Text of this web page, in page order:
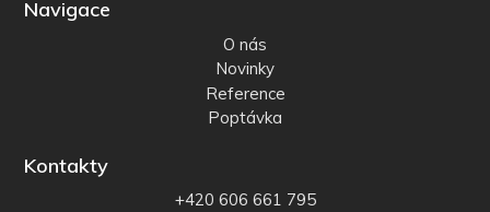
Navigace
O nás
Novinky
Reference
Poptávka
Kontakty
+420 606 661 795